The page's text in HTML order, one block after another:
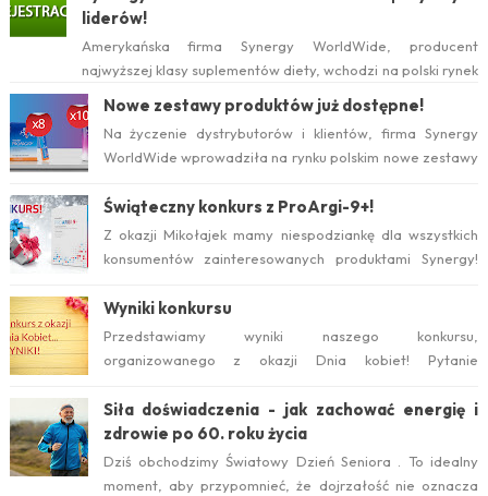
liderów!
Amerykańska firma Synergy WorldWide, producent
najwyższej klasy suplementów diety, wchodzi na polski rynek
już w tym roku. Serwis internetow...
Nowe zestawy produktów już dostępne!
Na życzenie dystrybutorów i klientów, firma Synergy
WorldWide wprowadziła na rynku polskim nowe zestawy
Świąteczny konkurs z ProArgi-9+!
Z okazji Mikołajek mamy niespodziankę dla wszystkich
konsumentów zainteresowanych produktami Synergy!
Wyniki konkursu
Przedstawiamy wyniki naszego konkursu,
organizowanego z okazji Dnia kobiet! Pytanie
Siła doświadczenia - jak zachować energię i
zdrowie po 60. roku życia
Dziś obchodzimy Światowy Dzień Seniora . To idealny
moment, aby przypomnieć, że dojrzałość nie oznacza